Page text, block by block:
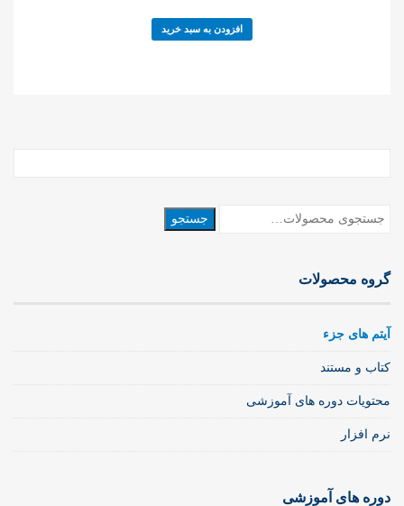
افزودن به سبد خرید
جستجو
گروه محصولات
آیتم های جزء
کتاب و مستند
محتویات دوره های آموزشی
نرم افزار
دوره های آموزشی